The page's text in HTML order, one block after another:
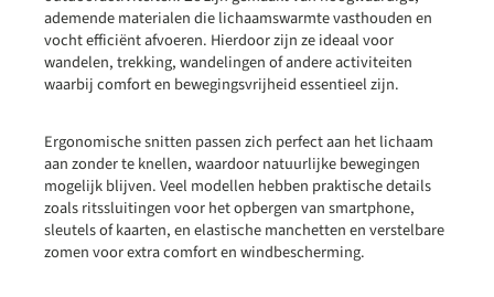
ademende materialen die lichaamswarmte vasthouden en
vocht efficiënt afvoeren. Hierdoor zijn ze ideaal voor
wandelen, trekking, wandelingen of andere activiteiten
waarbij comfort en bewegingsvrijheid essentieel zijn.
Ergonomische snitten passen zich perfect aan het lichaam
aan zonder te knellen, waardoor natuurlijke bewegingen
mogelijk blijven. Veel modellen hebben praktische details
zoals ritssluitingen voor het opbergen van smartphone,
sleutels of kaarten, en elastische manchetten en verstelbare
zomen voor extra comfort en windbescherming.